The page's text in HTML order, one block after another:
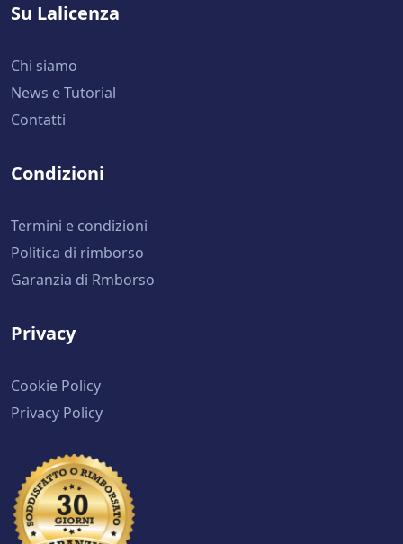
Su Lalicenza
Chi siamo
News e Tutorial
Contatti
Condizioni
Termini e condizioni
Politica di rimborso
Garanzia di Rmborso
Privacy
Cookie Policy
Privacy Policy